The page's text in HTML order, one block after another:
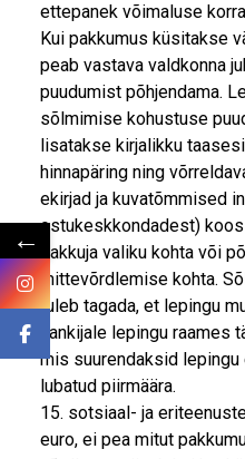
ettepanek võimaluse
Kui pakkumus küsitakse
peab vastava valdkonna
puudumist põhjendama.
sõlmimise kohustuse
lisatakse kirjalikku
hinnapäring ning
ekirjad ja kuvatõmmised
ostukeskkondadest)
pakkuja valiku kohta või
mittevõrdlemise kohta.
tuleb tagada, et lepingu
hankijale lepingu raames
mis suurendaksid
lubatud piirmäära.
15. sotsiaal- ja
euro, ei pea mitut
←